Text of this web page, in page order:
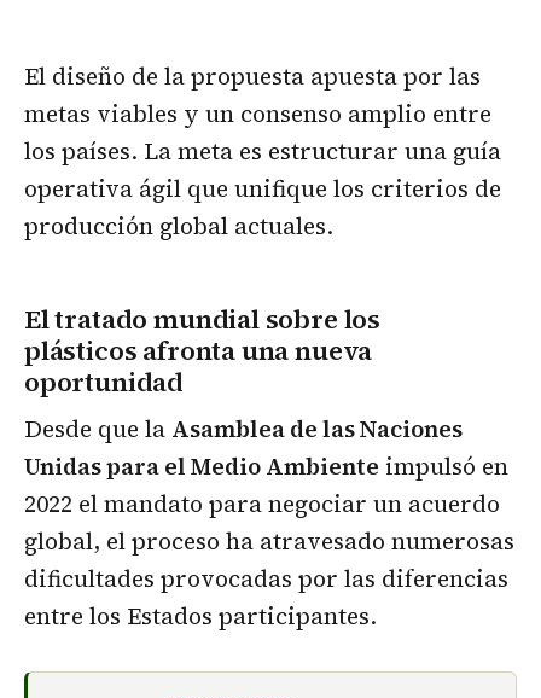
El diseño de la propuesta apuesta por las
metas viables y un consenso amplio entre
los países. La meta es estructurar una guía
operativa ágil que unifique los criterios de
producción global actuales.
El tratado mundial sobre los
plásticos afronta una nueva
oportunidad
Desde que la Asamblea de las Naciones
Unidas para el Medio Ambiente impulsó en
2022 el mandato para negociar un acuerdo
global, el proceso ha atravesado numerosas
dificultades provocadas por las diferencias
entre los Estados participantes.